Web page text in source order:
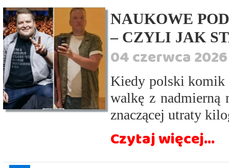
NAUKOWE
– CZYLI JAK
04 czerwca 2026
Kiedy polski komik
walkę z nadmierną
znaczącej utraty
Czytaj więcej...